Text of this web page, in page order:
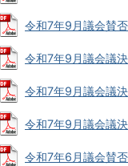
令和7年9月議会賛
令和7年9月議会議
令和7年9月議会議
令和7年9月議会議
令和7年6月議会賛